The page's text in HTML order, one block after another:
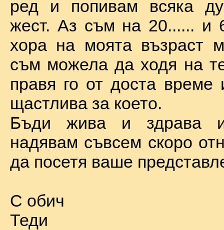
ред и попивам всяка
жест. Аз съм на 20...... и
хора на моята възраст
съм можела да ходя на
правя го от доста време
щастлива за което.
Бъди жива и здрава
надявам съвсем скоро
да посетя ваше
С обич
Теди